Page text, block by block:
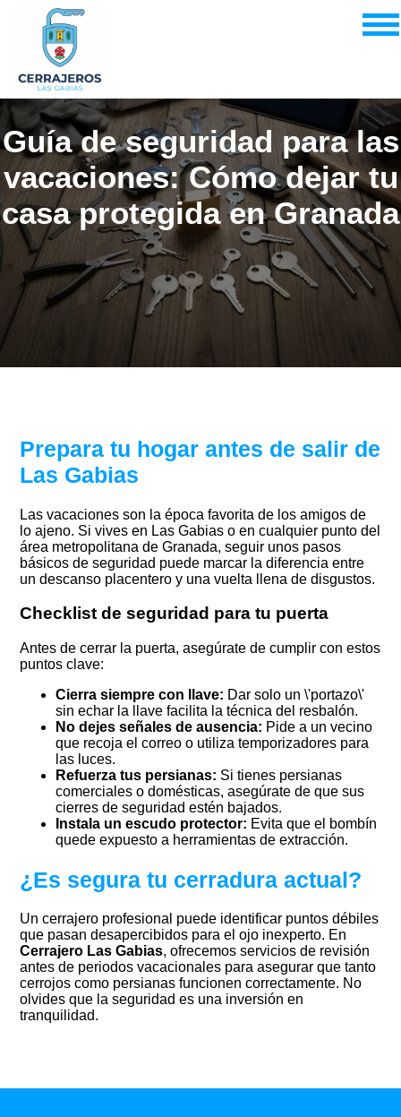
Guía de seguridad para las
vacaciones: Cómo dejar tu
casa protegida en Granada
Prepara tu hogar antes de salir de
Las Gabias
Las vacaciones son la época favorita de los amigos de
lo ajeno. Si vives en Las Gabias o en cualquier punto del
área metropolitana de Granada, seguir unos pasos
básicos de seguridad puede marcar la diferencia entre
un descanso placentero y una vuelta llena de disgustos.
Checklist de seguridad para tu puerta
Antes de cerrar la puerta, asegúrate de cumplir con estos
puntos clave:
Cierra siempre con llave: Dar solo un \'portazo\'
sin echar la llave facilita la técnica del resbalón.
No dejes señales de ausencia: Pide a un vecino
que recoja el correo o utiliza temporizadores para
las luces.
Refuerza tus persianas: Si tienes persianas
comerciales o domésticas, asegúrate de que sus
cierres de seguridad estén bajados.
Instala un escudo protector: Evita que el bombín
quede expuesto a herramientas de extracción.
¿Es segura tu cerradura actual?
Un cerrajero profesional puede identificar puntos débiles
que pasan desapercibidos para el ojo inexperto. En
Cerrajero Las Gabias, ofrecemos servicios de revisión
antes de periodos vacacionales para asegurar que tanto
cerrojos como persianas funcionen correctamente. No
olvides que la seguridad es una inversión en
tranquilidad.